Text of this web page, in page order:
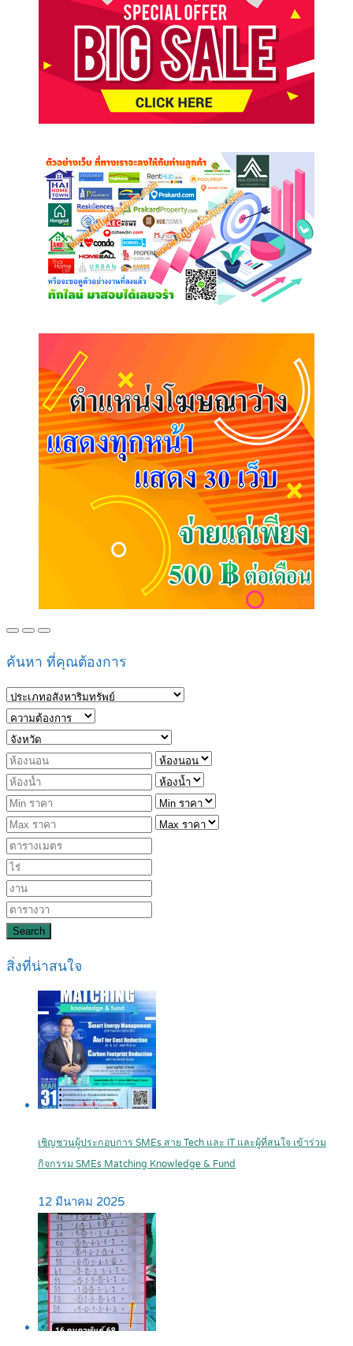
ค้นหา ที่คุณต้องการ
Search
สิ่งที่น่าสนใจ
เชิญชวนผู้ประกอบการ SMEs สาย Tech และ IT และผู้ที่สนใจ เข้าร่วม
กิจกรรม SMEs Matching Knowledge & Fund
12 มีนาคม 2025